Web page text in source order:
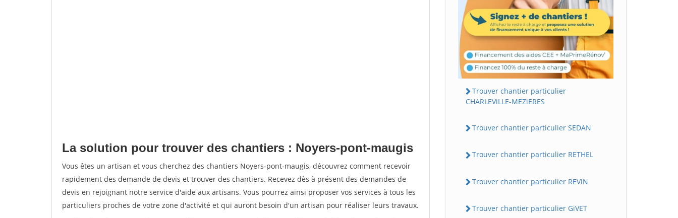
La solution pour trouver des chantiers : Noyers-pont-maugis
Vous êtes un artisan et vous cherchez des chantiers Noyers-pont-maugis, découvrez comment recevoir
rapidement des demande de devis et trouver des chantiers. Recevez dès à présent des demandes de
devis en rejoignant notre service d'aide aux artisans. Vous pourrez ainsi proposer vos services à tous les
particuliers proches de votre zone d'activité et qui auront besoin d'un artisan pour réaliser leurs travaux.
Trouver chantier particulier
CHARLEViLLE-MEZiERES
Trouver chantier particulier SEDAN
Trouver chantier particulier RETHEL
Trouver chantier particulier REViN
Trouver chantier particulier GiVET